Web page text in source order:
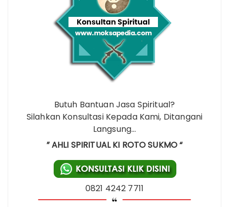
Butuh Bantuan Jasa Spiritual?
Silahkan Konsultasi Kepada Kami, Ditangani
Langsung…
” AHLI SPIRITUAL KI ROTO SUKMO “
0821 4242 7711